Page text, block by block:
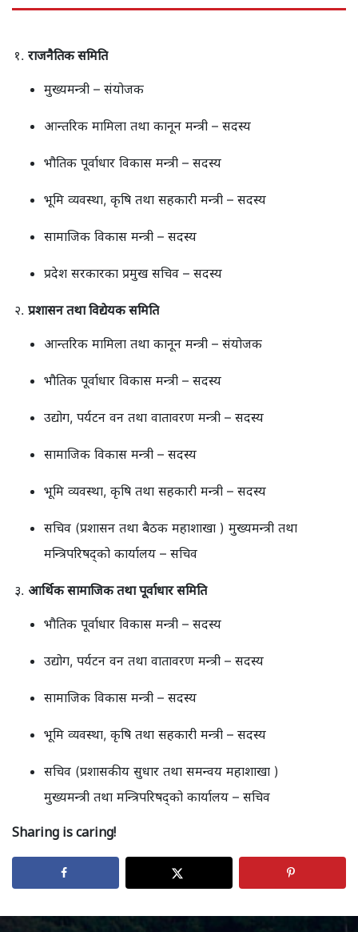
राजनैतिक समिति
मुख्यमन्त्री – संयोजक
आन्तरिक मामिला तथा कानून मन्त्री – सदस्य
भौतिक पूर्वाधार विकास मन्त्री – सदस्य
भूमि व्यवस्था, कृषि तथा सहकारी मन्त्री – सदस्य
सामाजिक विकास मन्त्री – सदस्य
प्रदेश सरकारका प्रमुख सचिव – सदस्य
प्रशासन तथा विद्येयक समिति
आन्तरिक मामिला तथा कानून मन्त्री – संयोजक
भौतिक पूर्वाधार विकास मन्त्री – सदस्य
उद्योग, पर्यटन वन तथा वातावरण मन्त्री – सदस्य
सामाजिक विकास मन्त्री – सदस्य
भूमि व्यवस्था, कृषि तथा सहकारी मन्त्री – सदस्य
सचिव (प्रशासन तथा बैठक महाशाखा ) मुख्यमन्त्री तथा
मन्त्रिपरिषद्को कार्यालय – सचिव
आर्थिक सामाजिक तथा पूर्वाधार समिति
भौतिक पूर्वाधार विकास मन्त्री – सदस्य
उद्योग, पर्यटन वन तथा वातावरण मन्त्री – सदस्य
सामाजिक विकास मन्त्री – सदस्य
भूमि व्यवस्था, कृषि तथा सहकारी मन्त्री – सदस्य
सचिव (प्रशासकीय सुधार तथा समन्वय महाशाखा )
मुख्यमन्त्री तथा मन्त्रिपरिषद्को कार्यालय – सचिव
Sharing is caring!